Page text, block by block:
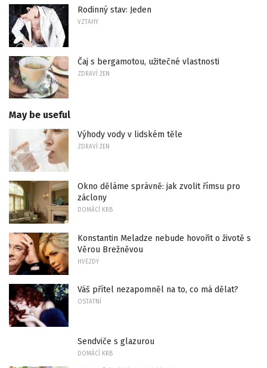
Rodinný stav: Jeden
VZTAHY
Čaj s bergamotou, užitečné vlastnosti
ZDRAVÍ ŽEN
May be useful
Výhody vody v lidském těle
ZDRAVÍ ŽEN
Okno děláme správně: jak zvolit římsu pro
záclony
DOMÁCÍ KRB
Konstantin Meladze nebude hovořit o životě s
Věrou Brežněvou
HVĚZDY
Váš přítel nezapomněl na to, co má dělat?
OSTATNÍ
Sendviče s glazurou
DOMÁCÍ KRB